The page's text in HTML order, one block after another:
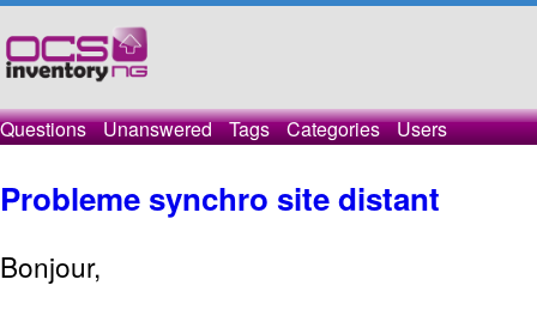
Questions Unanswered Tags Categories Users
Probleme synchro site distant
Bonjour,